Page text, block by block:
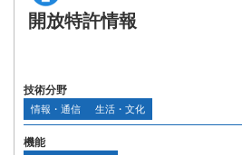
開放特許情報
技術分野
情報・通信 生活・文化
機能